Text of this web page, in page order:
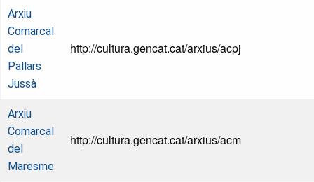
Arxiu
Comarcal
del
Pallars
Jussà
http://cultura.gencat.cat/arxius/acpj
Arxiu
Comarcal
del
Maresme
http://cultura.gencat.cat/arxius/acm